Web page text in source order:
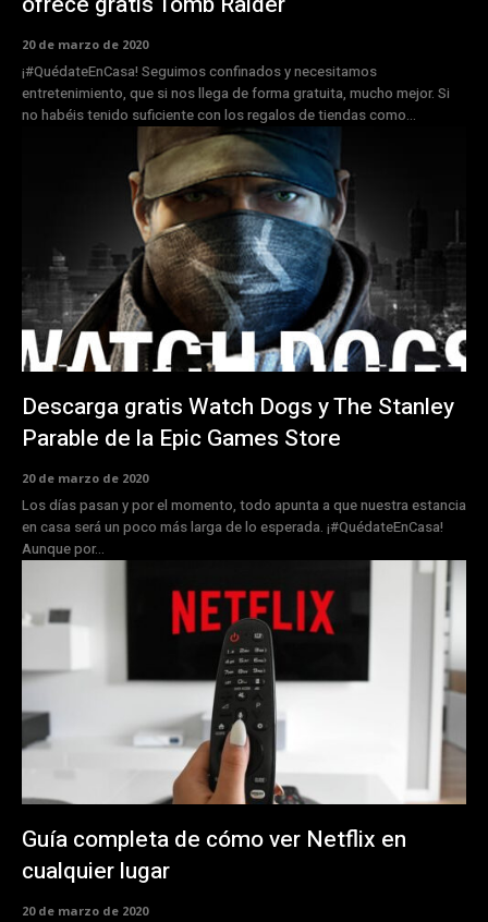
20 de marzo de 2020
¡#QuédateEnCasa! Seguimos confinados y necesitamos
entretenimiento, que si nos llega de forma gratuita, mucho mejor. Si
no habéis tenido suficiente con los regalos de tiendas como...
Descarga gratis Watch Dogs y The Stanley
Parable de la Epic Games Store
20 de marzo de 2020
Los días pasan y por el momento, todo apunta a que nuestra estancia
en casa será un poco más larga de lo esperada. ¡#QuédateEnCasa!
Aunque por...
Guía completa de cómo ver Netflix en
cualquier lugar
20 de marzo de 2020